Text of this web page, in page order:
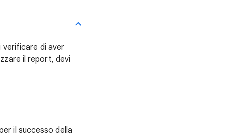
verificare di aver
il report, devi
il successo della